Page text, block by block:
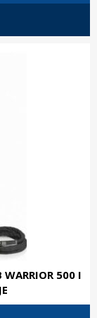
WARRIOR 500 I